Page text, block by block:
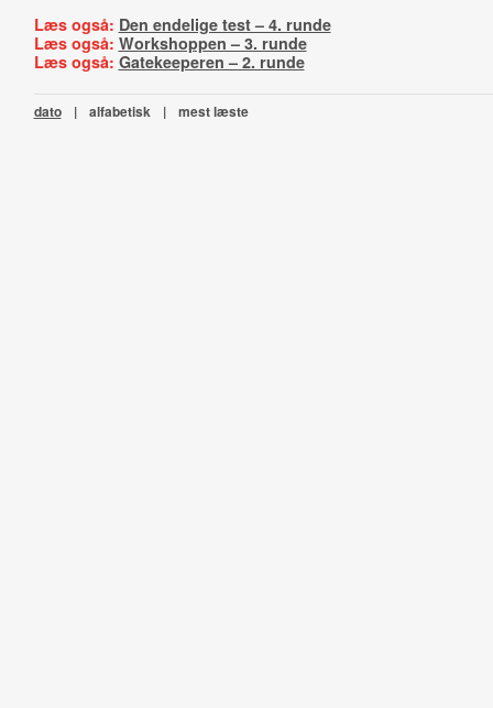
Læs også: Den endelige test – 4. runde
Læs også: Workshoppen – 3. runde
Læs også: Gatekeeperen – 2. runde
dato | alfabetisk | mest læste